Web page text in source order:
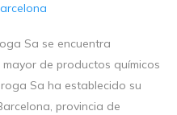
Sa se encuentra
de productos químicos
Sa ha establecido su
provincia de